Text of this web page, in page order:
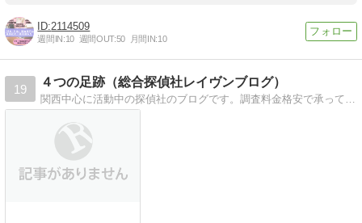
2114509
週間IN:10 週間OUT:50 月間IN:10
19
４つの足跡（総合探偵社レイヴンブログ）